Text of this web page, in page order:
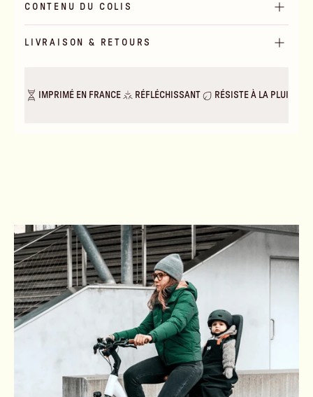
CONTENU DU COLIS
LIVRAISON & RETOURS
IMPRIMÉ EN FRANCE RÉFLÉCHISSANT RÉSISTE À LA PLUIE &